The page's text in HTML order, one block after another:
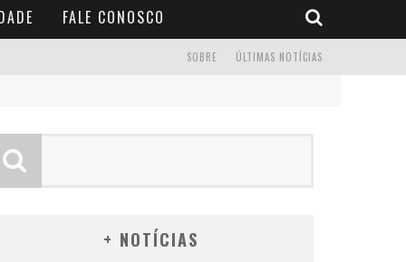
FALE CONOSCO
ÚLTIMAS NOTÍCIAS
SOBRE
+ NOTÍCIAS